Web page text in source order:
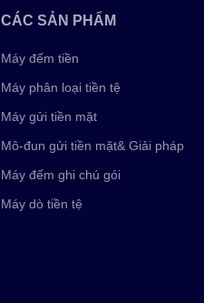
CÁC SẢN PHẨM
Máy đếm tiền
Máy phân loại tiền tệ
Máy gửi tiền mặt
Mô-đun gửi tiền mặt& Giải pháp
Máy đếm ghi chú gói
Máy dò tiền tệ